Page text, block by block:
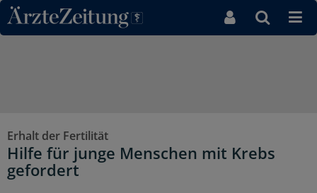
Direkt zum Inhaltsbereich
Erhalt der Fertilität
Hilfe für junge Menschen mit Krebs
gefordert